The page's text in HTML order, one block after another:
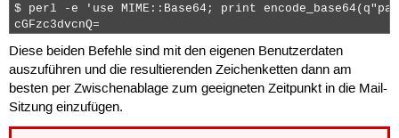
$ perl -e 'use MIME::Base64; print
cGFzc3dvcnQ=
Diese beiden Befehle sind mit den eigenen Benutzerdaten
auszuführen und die resultierenden Zeichenketten dann am
besten per Zwischenablage zum geeigneten Zeitpunkt in die Mail-
Sitzung einzufügen.